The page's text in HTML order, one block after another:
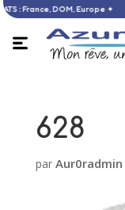
: France, DOM, Europe ✦
628
par Aur0radmin